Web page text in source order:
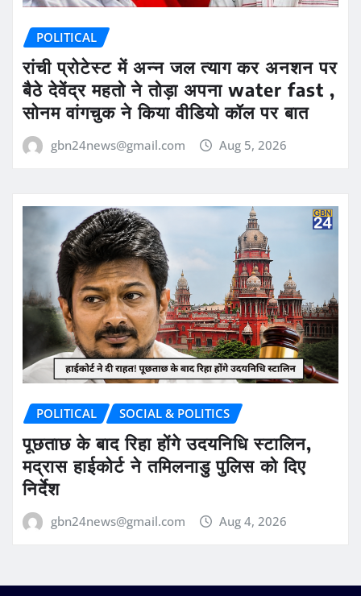
POLITICAL
रांची प्रोटेस्ट में अन्न जल त्याग कर अनशन पर
बैठे देवेंद्र महतो ने तोड़ा अपना water fast ,
सोनम वांगचुक ने किया वीडियो कॉल पर बात
gbn24news@gmail.com Aug 5, 2026
POLITICAL SOCIAL & POLITICS
पूछताछ के बाद रिहा होंगे उदयनिधि स्टालिन,
मद्रास हाईकोर्ट ने तमिलनाडु पुलिस को दिए
निर्देश
gbn24news@gmail.com Aug 4, 2026